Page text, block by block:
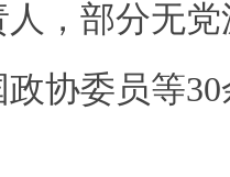
人，部分无
协委员等